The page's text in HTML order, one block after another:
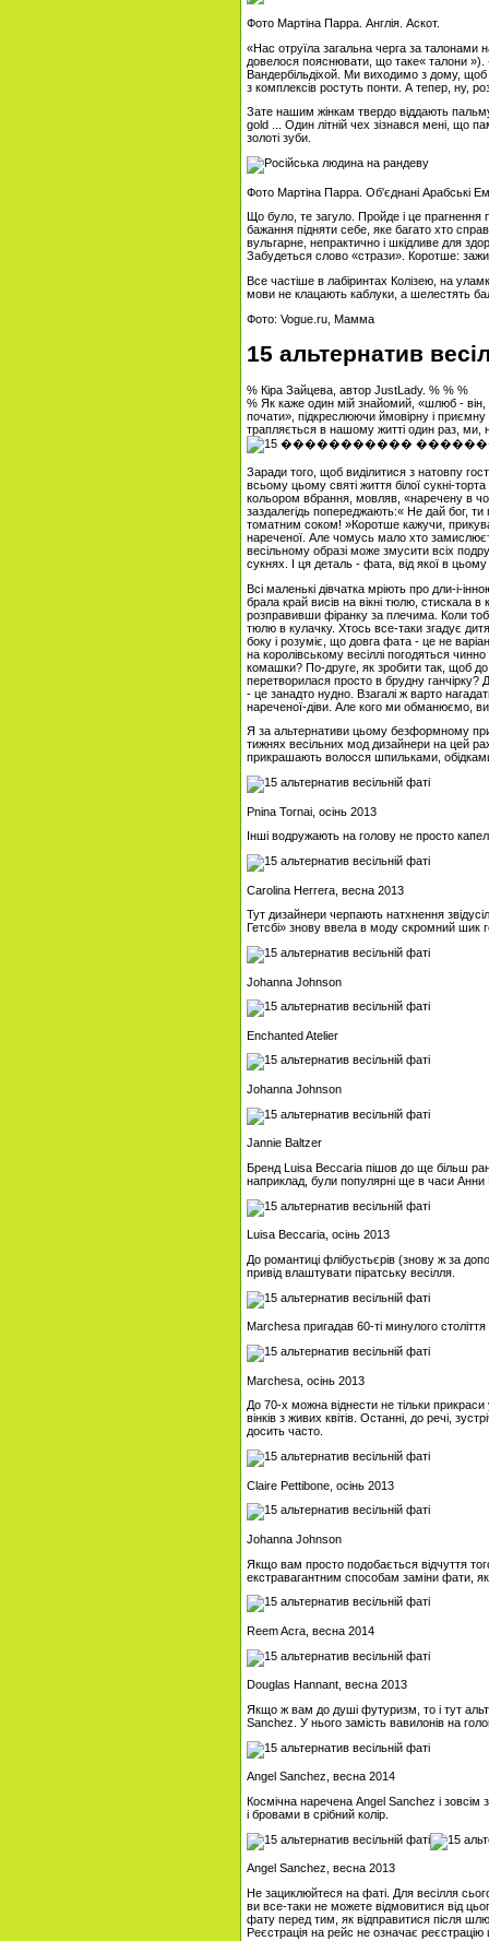
Фото Мартіна Парра. Англія. Аскот.
«Нас отруїла загальна черга за
довелося пояснювати, що таке« талони »).
Вандербільдіхой. Ми виходимо з дому,
з комплексів ростуть понти. А тепер, ну,
Зате нашим жінкам твердо віддають
gold ... Один літній чех зізнався мені, що
золоті зуби.
Фото Мартіна Парра. Об'єднані Арабські
Що було, те загуло. Пройде і це прагнення
бажання підняти себе, яке багато хто
вульгарне, непрактично і шкідливе для
Забудеться слово «стрази». Коротше:
Все частіше в лабіринтах Колізею, на
мови не клацають каблуки, а шелестять
Фото: Vogue.ru, Мамма
15 альтернатив
% Кіра Зайцева, автор JustLady. % % %
% Як каже один мій знайомий, «шлюб - він,
почати», підкреслюючи ймовірну і
трапляється в нашому житті один раз, ми,
Заради того, щоб виділитися з натовпу
всьому цьому святі життя білої сукні-
кольором вбрання, мовляв, «наречену в
заздалегідь попереджають:« Не дай бог,
томатним соком! »Коротше кажучи,
нареченої. Але чомусь мало хто
весільному образі може змусити всіх
сукнях. І ця деталь - фата, від якої в
Всі маленькі дівчатка мріють про дли-і-
брала край висів на вікні тюлю, стискала
розправивши фіранку за плечима. Коли
тюлю в кулачку. Хтось все-таки згадує
боку і розуміє, що довга фата - це не
на королівському весіллі погодяться
комашки? По-друге, як зробити так, щоб
перетворилася просто в брудну ганчірку?
- це занадто нудно. Взагалі ж варто
нареченої-діви. Але кого ми обманюємо,
Я за альтернативи цьому безформному
тижнях весільних мод дизайнери на цей
прикрашають волосся шпильками,
Pnina Tornai, осінь 2013
Інші водружають на голову не просто
Carolina Herrera, весна 2013
Тут дизайнери черпають натхнення
Гетсбі» знову ввела в моду скромний шик
Johanna Johnson
Enchanted Atelier
Johanna Johnson
Jannie Baltzer
Бренд Luisa Beccaria пішов до ще більш
наприклад, були популярні ще в часи Анни
Luisa Beccaria, осінь 2013
До романтиці флібустьєрів (знову ж за
привід влаштувати піратську весілля.
Marchesa пригадав 60-ті минулого
Marchesa, осінь 2013
До 70-х можна віднести не тільки прикраси
вінків з живих квітів. Останні, до речі,
досить часто.
Claire Pettibone, осінь 2013
Johanna Johnson
Якщо вам просто подобається відчуття
екстравагантним способам заміни фати,
Reem Acra, весна 2014
Douglas Hannant, весна 2013
Якщо ж вам до душі футуризм, то і тут
Sanchez. У нього замість вавилонів на
Angel Sanchez, весна 2014
Космічна наречена Angel Sanchez і
і бровами в срібний колір.
Angel Sanchez, весна 2013
Не зациклюйтеся на фаті. Для весілля
ви все-таки не можете відмовитися від
фату перед тим, як відправитися після
Реєстрація на рейс не означає